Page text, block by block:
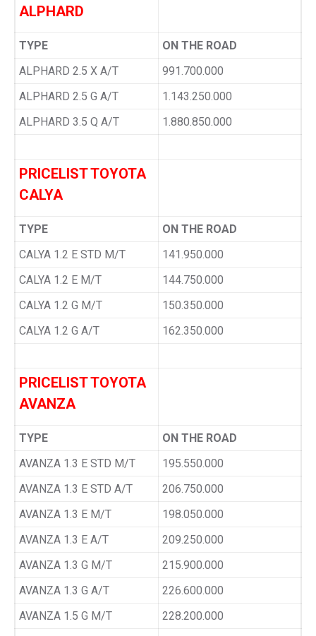
ALPHARD
TYPE
ON THE ROAD
ALPHARD 2.5 X A/T
991.700.000
ALPHARD 2.5 G A/T
1.143.250.000
ALPHARD 3.5 Q A/T
1.880.850.000
PRICELIST TOYOTA
CALYA
TYPE
ON THE ROAD
CALYA 1.2 E STD M/T
141.950.000
CALYA 1.2 E M/T
144.750.000
CALYA 1.2 G M/T
150.350.000
CALYA 1.2 G A/T
162.350.000
PRICELIST TOYOTA
AVANZA
TYPE
ON THE ROAD
AVANZA 1.3 E STD M/T
195.550.000
AVANZA 1.3 E STD A/T
206.750.000
AVANZA 1.3 E M/T
198.050.000
AVANZA 1.3 E A/T
209.250.000
AVANZA 1.3 G M/T
215.900.000
AVANZA 1.3 G A/T
226.600.000
AVANZA 1.5 G M/T
228.200.000